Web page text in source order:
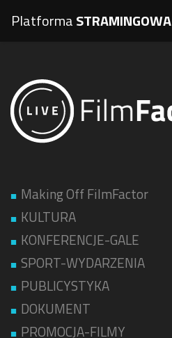
PlatformaSTRAMINGOWA
Making Off FilmFactor
KULTURA
KONFERENCJE-GALE
SPORT-WYDARZENIA
PUBLICYSTYKA
DOKUMENT
PROMOCJA-FILMY